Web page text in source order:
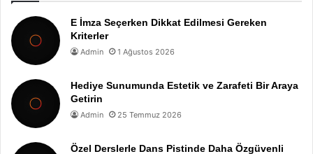
E İmza Seçerken Dikkat Edilmesi Gereken
Kriterler
Admin 1 Ağustos 2026
Hediye Sunumunda Estetik ve Zarafeti Bir Araya
Getirin
Admin 25 Temmuz 2026
Özel Derslerle Dans Pistinde Daha Özgüvenli